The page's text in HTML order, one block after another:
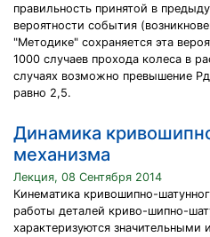
правильность принятой в
вероятности события
"Методике" сохраняется эта
1000 случаев прохода колеса в
случаях возможно превышение
равно 2,5.
Динамика
механизма
Лекция, 08 Сентября 2014
Кинематика кривошипно-
работы деталей криво-шипно-
характеризуются